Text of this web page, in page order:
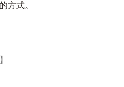
方式。